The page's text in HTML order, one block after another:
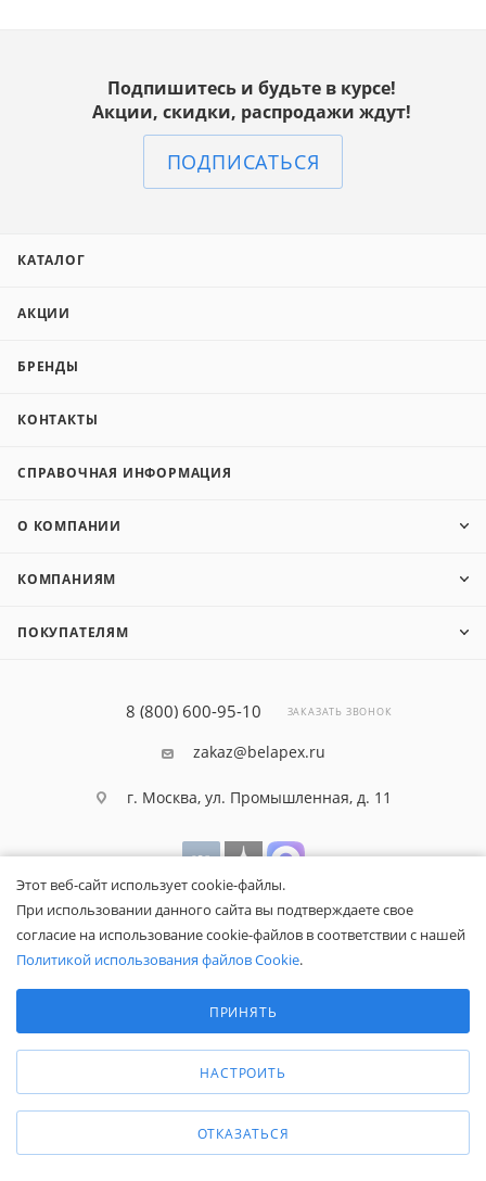
Подпишитесь и будьте в курсе!
Акции, скидки, распродажи ждут!
ПОДПИСАТЬСЯ
КАТАЛОГ
АКЦИИ
БРЕНДЫ
КОНТАКТЫ
СПРАВОЧНАЯ ИНФОРМАЦИЯ
О КОМПАНИИ
КОМПАНИЯМ
ПОКУПАТЕЛЯМ
8 (800) 600-95-10 ЗАКАЗАТЬ ЗВОНОК
zakaz@belapex.ru
г. Москва, ул. Промышленная, д. 11
информация носит исключительно информационный характер и не
является публичной офертой.
Вы принимаете условияполитики
Этот веб-сайт использует cookie-файлы.
При использовании данного сайта вы подтверждаете свое
согласие на использование cookie-файлов в соответствии с нашей
Политикой использования файлов Cookie.
Аналитические/Функциональные
ПРИНЯТЬ
НАСТРОИТЬ
ОТКАЗАТЬСЯ